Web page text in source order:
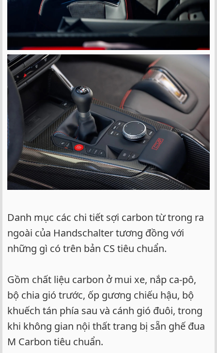
Danh mục các chi tiết sợi carbon từ trong ra
ngoài của Handschalter tương đồng với
những gì có trên bản CS tiêu chuẩn.
Gồm chất liệu carbon ở mui xe, nắp ca-pô,
bộ chia gió trước, ốp gương chiếu hậu, bộ
khuếch tán phía sau và cánh gió đuôi, trong
khi không gian nội thất trang bị sẵn ghế đua
M Carbon tiêu chuẩn.